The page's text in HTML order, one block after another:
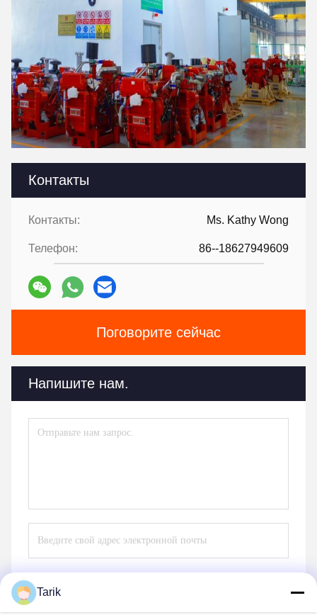
Контакты
Контакты: Ms. Kathy Wong
Телефон: 86--18627949609
Поговорите сейчас
Напишите нам.
Tarik